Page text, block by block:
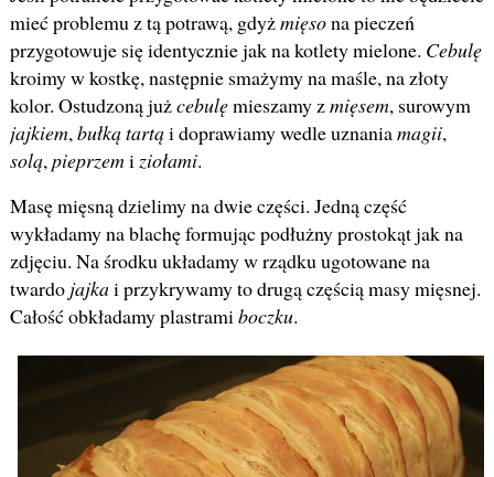
mieć problemu z tą potrawą, gdyżmięsona pieczeń
przygotowuje się identycznie jak na kotlety mielone. Cebulę
kroimy w kostkę, następnie smażymy na maśle, na złoty
kolor. Ostudzoną jużcebulęmieszamy zmięsem, surowym
jajkiem, bułką tartąi doprawiamy wedle uznaniamagii,
solą, pieprzemi ziołami.
Masę mięsną dzielimy na dwie części. Jedną część
wykładamy na blachę formując podłużny prostokąt jak na
zdjęciu. Na środku układamy w rządku ugotowane na
twardo jajkai przykrywamy to drugą częścią masy mięsnej.
Całość obkładamy plastrami boczku.